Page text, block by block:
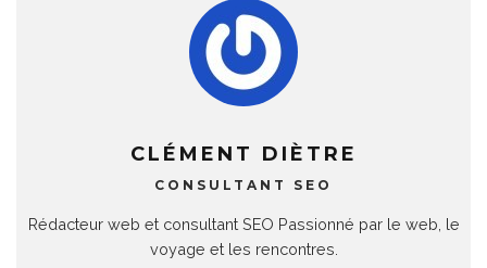
CLÉMENT DIÈTRE
CONSULTANT SEO
Rédacteur web et consultant SEO Passionné par le web, le
voyage et les rencontres.